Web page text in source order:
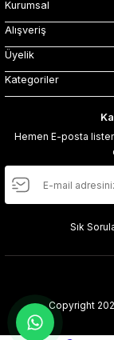
Kurumsal
Alışveriş
Üyelik
Kategoriler
Hemen E-posta
Sık
Copyright